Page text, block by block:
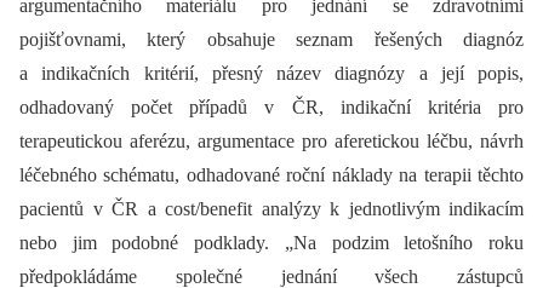
argumentačního materiálu pro jednání se zdravotními
pojišťovnami, který obsahuje seznam řešených diagnóz
a indikačních kritérií, přesný název diagnózy a její popis,
odhadovaný počet případů v ČR, indikační kritéria pro
terapeutickou aferézu, argumentace pro aferetickou léčbu, návrh
léčebného schématu, odhadované roční náklady na terapii těchto
pacientů v ČR a cost/benefit analýzy k jednotlivým indikacím
nebo jim podobné podklady. „Na podzim letošního roku
předpokládáme společné jednání všech zástupců